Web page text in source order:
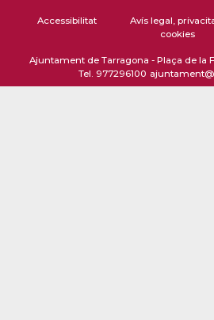
Accessibilitat
Avís legal,
cookies
Ajuntament de Tarragona - Plaça de la
Tel. 977296100